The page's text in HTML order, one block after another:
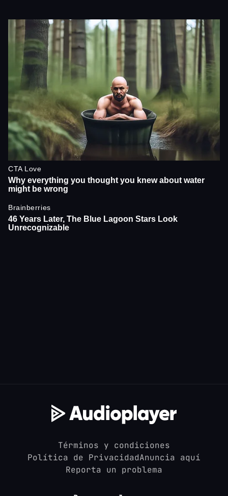
Términos y condiciones
Política de PrivacidadAnuncia aquí
Reporta un problema